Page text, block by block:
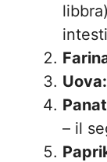
Uova:
– il